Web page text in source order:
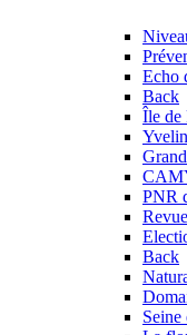
Echo
Back
Île de
PNR
Back
Seine